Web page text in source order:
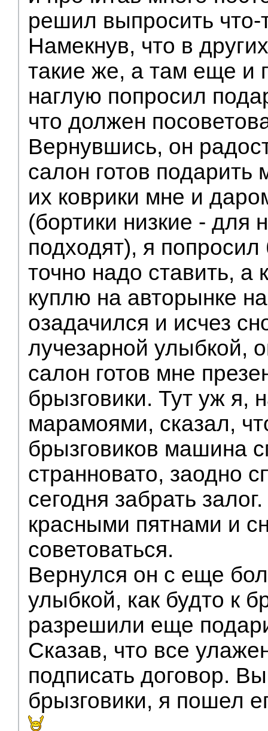
решил выпросить что-
Намекнув, что в
такие же, а там еще и
наглую попросил
что должен
Вернувшись, он
салон готов подарить
их коврики мне и
(бортики низкие - для
подходят), я попросил
точно надо ставить, а
куплю на авторынке
озадачился и исчез
лучезарной улыбкой,
салон готов мне
брызговики. Тут уж я,
марамоями, сказал,
брызговиков машина
странновато, заодно
сегодня забрать
красными пятнами и
советоваться.
Вернулся он с еще
улыбкой, как будто к
разрешили еще
Сказав, что все
подписать договор.
брызговики, я пошел